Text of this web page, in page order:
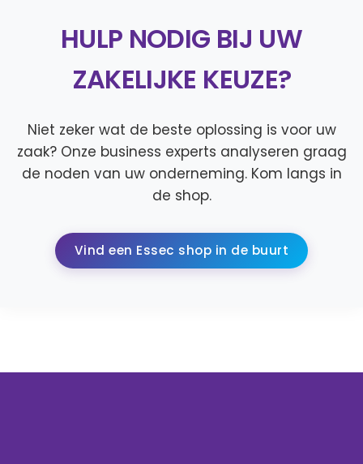
HULP NODIG BIJ UW
ZAKELIJKE KEUZE?
Niet zeker wat de beste oplossing is voor uw
zaak? Onze business experts analyseren graag
de noden van uw onderneming. Kom langs in
de shop.
Vind een Essec shop in de buurt